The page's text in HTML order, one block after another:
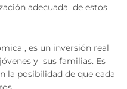
adecuada de estos
, es un inversión real
y sus familias. Es
la posibilidad de que cada